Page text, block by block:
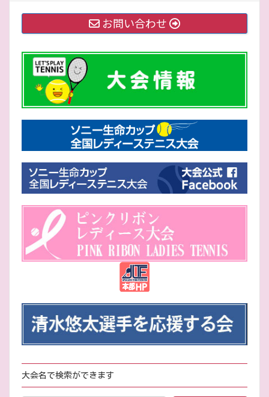
お問い合わせ
大会名で検索ができます